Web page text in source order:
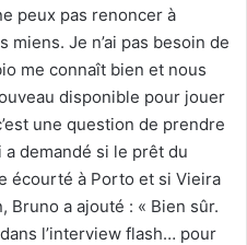
peux pas renoncer à
Je n’ai pas besoin de
me connaît bien et nous
disponible pour jouer
une question de prendre
a demandé si le prêt du
écourté à Porto et si Vieira
Bruno a ajouté : « Bien sûr.
l’interview flash… pour